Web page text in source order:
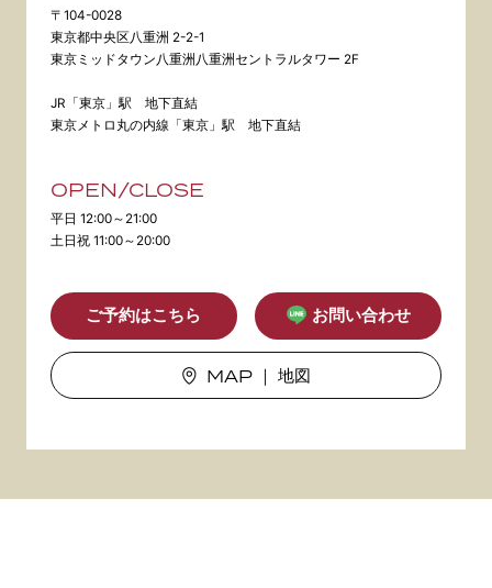
〒104-0028
東京都中央区八重洲 2-2-1
東京ミッドタウン八重洲八重洲セントラルタワー 2F
JR「東京」駅 地下直結
東京メトロ丸の内線「東京」駅 地下直結
OPEN/CLOSE
平日 12:00～21:00
土日祝 11:00～20:00
ご予約はこちら お問い合わせ
MAP ｜ 地図